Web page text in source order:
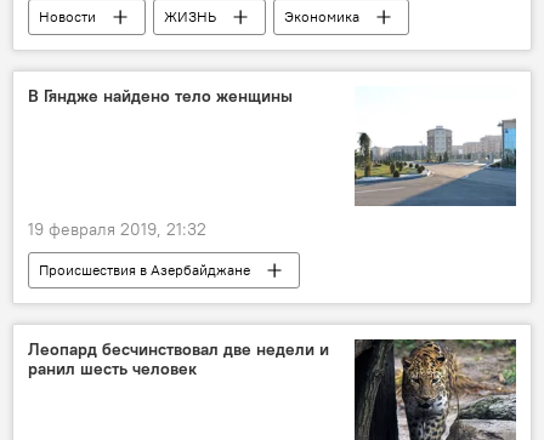
Новости ЖИЗНЬ Экономика
В Гяндже найдено тело женщины
19 февраля 2019, 21:32
Происшествия в Азербайджане
Азербайджан
Происшествия
ЖИЗНЬ
Новости
Леопард бесчинствовал две недели и
ранил шесть человек